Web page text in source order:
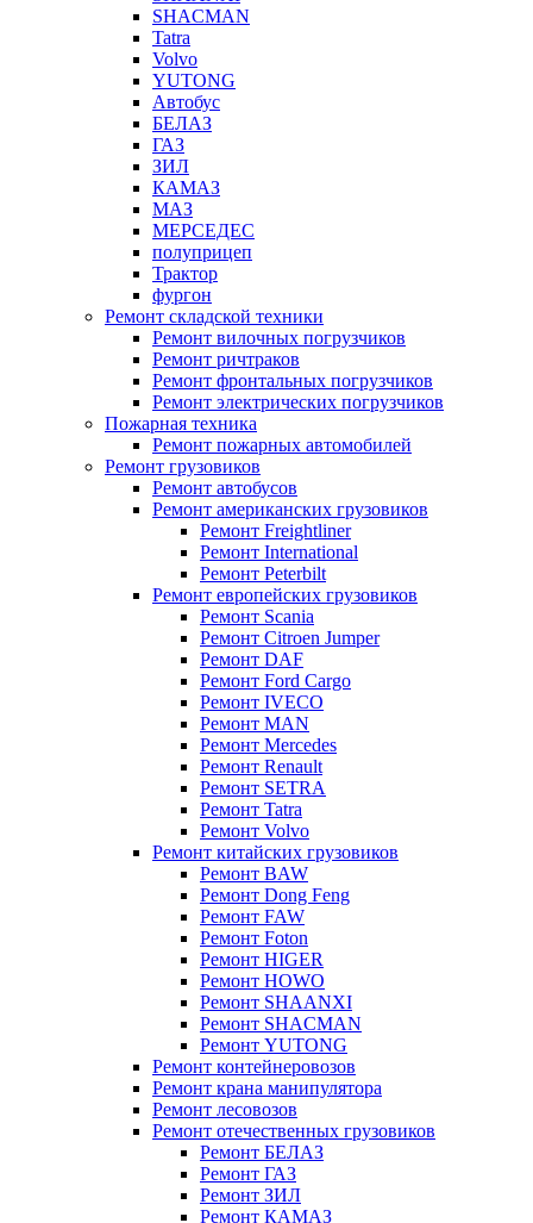
SHACMAN
Tatra
Volvo
YUTONG
Автобус
БЕЛАЗ
ГАЗ
ЗИЛ
КАМАЗ
МАЗ
МЕРСЕДЕС
полуприцеп
Трактор
фургон
Ремонт складской техники
Ремонт вилочных погрузчиков
Ремонт ричтраков
Ремонт фронтальных погрузчиков
Ремонт электрических погрузчиков
Пожарная техника
Ремонт пожарных автомобилей
Ремонт грузовиков
Ремонт автобусов
Ремонт американских грузовиков
Ремонт Freightliner
Ремонт International
Ремонт Peterbilt
Ремонт европейских грузовиков
Ремонт Scania
Ремонт Citroen Jumper
Ремонт DAF
Ремонт Ford Cargo
Ремонт IVECO
Ремонт MAN
Ремонт Mercedes
Ремонт Renault
Ремонт SETRA
Ремонт Tatra
Ремонт Volvo
Ремонт китайских грузовиков
Ремонт BAW
Ремонт Dong Feng
Ремонт FAW
Ремонт Foton
Ремонт HIGER
Ремонт HOWO
Ремонт SHAANXI
Ремонт SHACMAN
Ремонт YUTONG
Ремонт контейнеровозов
Ремонт крана манипулятора
Ремонт лесовозов
Ремонт отечественных грузовиков
Ремонт БЕЛАЗ
Ремонт ГАЗ
Ремонт ЗИЛ
Ремонт КАМАЗ